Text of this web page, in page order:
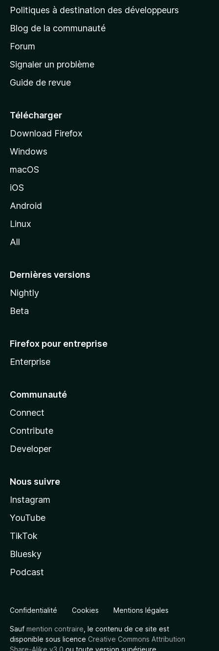
g
d
a
c
e
l
d
o
z
l
Politiques à destination des développeurs
Blog de la communauté
Forum
Signaler un problème
Guide de revue
Télécharger
Download Firefox
Windows
macOS
iOS
Android
Linux
All
Dernières versions
Nightly
Beta
Firefox pour entreprise
Enterprise
Communauté
Connect
Contribute
Developer
Nous suivre
Instagram
YouTube
TikTok
Bluesky
Podcast
Confidentialité Cookies Mentions légales
Sauf mention contraire , le contenu de ce site est
disponible sous licence Creative Commons Attribution
Share-Alike v3.0 ou toute version supérieure.